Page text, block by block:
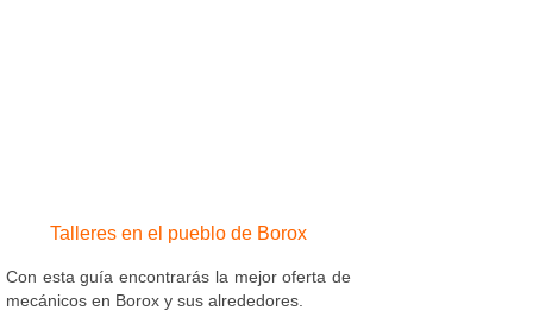
Talleres en el pueblo de Borox
Con esta guía encontrarás la mejor oferta de
mecánicos en Borox y sus alrededores.